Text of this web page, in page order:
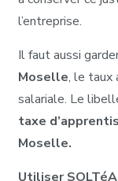
l’entreprise.
Il faut aussi
Moselle, le taux
salariale. Le
taxe
Moselle.
Utiliser